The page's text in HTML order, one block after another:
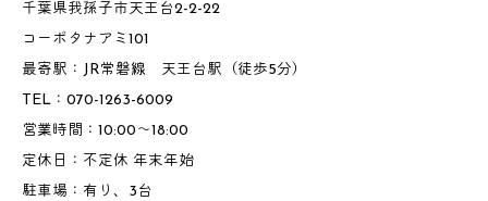
千葉県我孫子市天王台2-2-22
コーポタナアミ101
最寄駅：JR常磐線 天王台駅（徒歩5分）
TEL：070-1263-6009
営業時間：10:00～18:00
定休日：不定休 年末年始
駐車場：有り、3台